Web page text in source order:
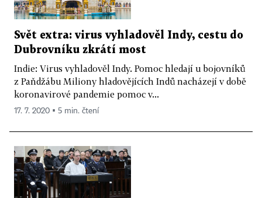
Svět extra: virus vyhladověl Indy, cestu do
Dubrovníku zkrátí most
Indie: Virus vyhladověl Indy. Pomoc hledají u bojovníků
z Paňdžábu Miliony hladovějících Indů nacházejí v době
koronavirové pandemie pomoc v...
17. 7. 2020 ▪ 5 min. čtení